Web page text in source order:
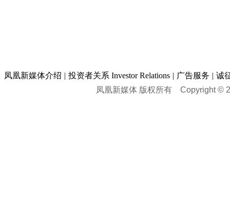
凤凰新媒体介绍 | 投资者关系 Investor Relations | 广告服务 | 诚
凤凰新媒体 版权所有 Copyright ©